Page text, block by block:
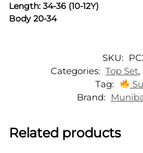
Length: 34-36 (10-12Y)
Body 20-34
SKU:
Categories: Top Set,
Tag:
Brand:
Related products